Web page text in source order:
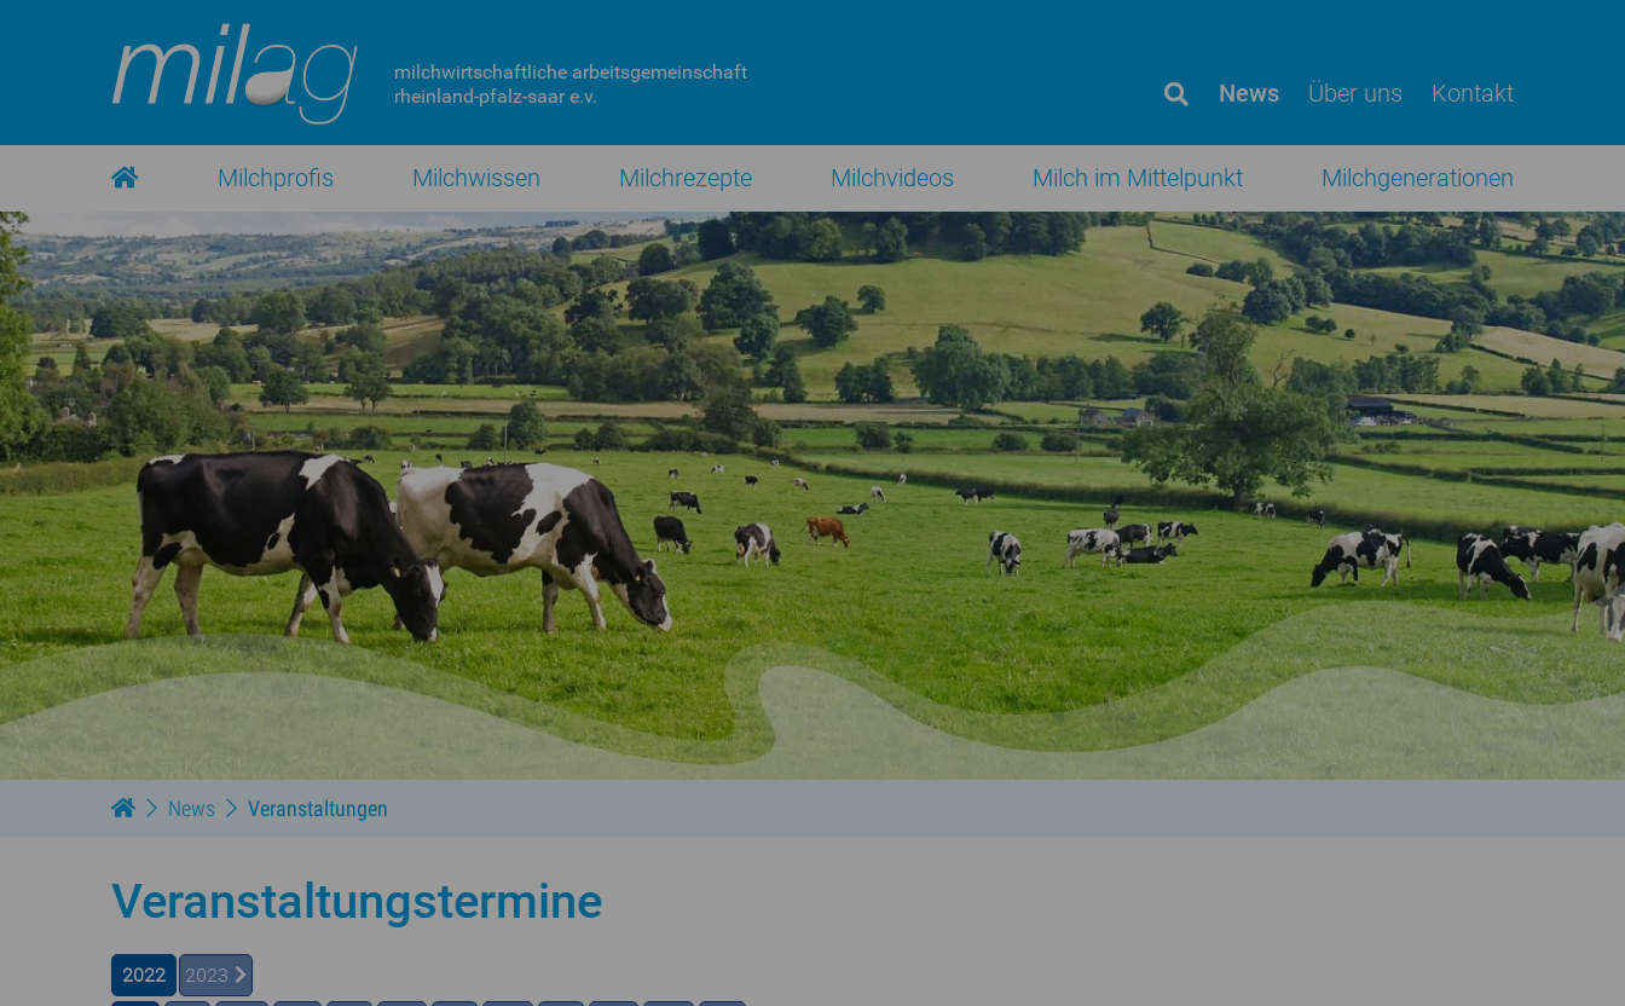
milchwirtschaftliche arbeitsgemeinschaft
rheinland-pfalz-saar e.v.
News Über uns Kontakt
Milchprofis Milchwissen Milchrezepte Milchvideos Milch im Mittelpunkt Milchgenerationen
News Veranstaltungen
Veranstaltungstermine
2022 2023